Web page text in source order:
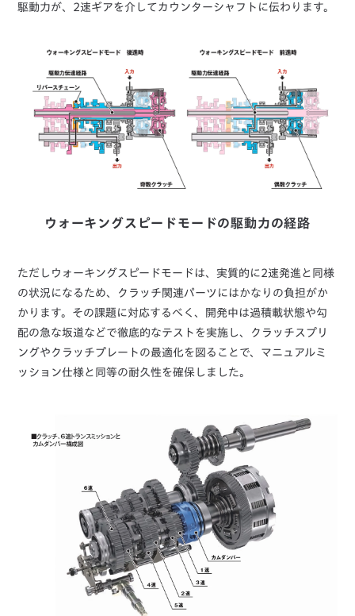
駆動力が、2速ギアを介してカウンターシャフトに伝わります。
ウォーキングスピードモードの駆動力の経路
ただしウォーキングスピードモードは、実質的に2速発進と同様
の状況になるため、クラッチ関連パーツにはかなりの負担がか
かります。その課題に対応するべく、開発中は過積載状態や勾
配の急な坂道などで徹底的なテストを実施し、クラッチスプリ
ングやクラッチプレートの最適化を図ることで、マニュアルミ
ッション仕様と同等の耐久性を確保しました。